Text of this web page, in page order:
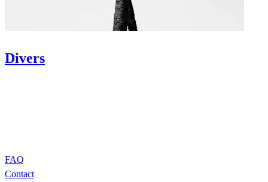
Divers
FAQ
Contact